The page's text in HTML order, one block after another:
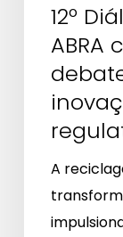
com
debates
sobre
nutrição,
inovação
atualização
regulatória
12º
ABRA
A